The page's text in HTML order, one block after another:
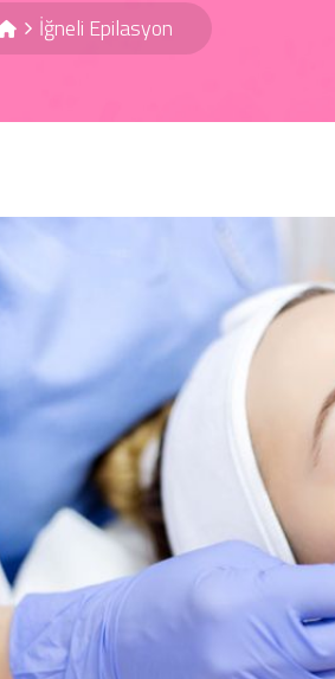
İğneli Epilasyon